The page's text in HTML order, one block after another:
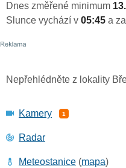
Dnes změřené minimum
Slunce vychází v 05:45 a
Nepřehlédněte z lokality
Kamery 1
Radar
Meteostanice (mapa)